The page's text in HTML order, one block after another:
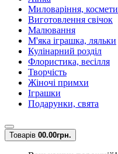
Миловаріння,
Виготовлення свічок
Малювання
М'яка іграшка, ляльки
Кулінарний розділ
Флористика, весілля
Творчість
Жіночі примхи
Іграшки
Подарунки, свята
Товарів 00.00грн.